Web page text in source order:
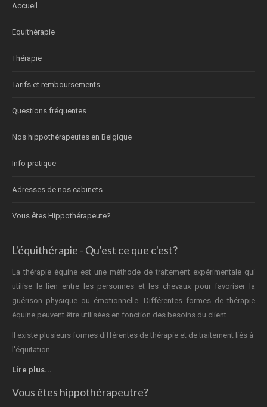
Accueil
Equithérapie
Thérapie
Tarifs et remboursements
Questions fréquentes
Nos hippothérapeutes en Belgique
Info pratique
Adresses de nos cabinets
Vous êtes Hippothérapeute?
L'équithérapie - Qu'est ce que c'est?
La thérapie équine est une méthode de traitement expérimentale qui
utilise le lien entre les personnes et les chevaux pour favoriser la
guérison physique ou émotionnelle. Différentes formes de thérapie
équine peuvent être utilisées en fonction des besoins du client.
Il existe plusieurs formes différentes de thérapie et de traitement liés à
l'équitation...
Lire plus...
Vous êtes hippothérapeutre?